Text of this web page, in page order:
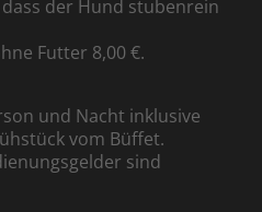
der Hund stubenrein
Futter 8,00 €.
und Nacht inklusive
vom Büffet.
sind